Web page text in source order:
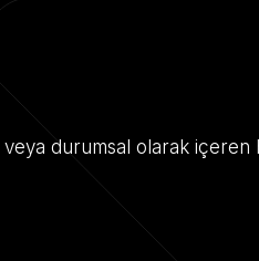
durumsal olarak